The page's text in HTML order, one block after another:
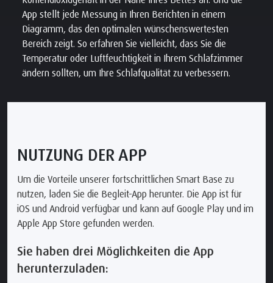
App stellt jede Messung in Ihren Berichten in einem
Diagramm, das den optimalen wünschenswertesten
Bereich zeigt. So erfahren Sie vielleicht, dass Sie die
Temperatur oder Luftfeuchtigkeit in Ihrem Schlafzimmer
ändern sollten, um Ihre Schlafqualität zu verbessern.
NUTZUNG DER APP
Um die Vorteile unserer fortschrittlichen Smart Base zu
nutzen, laden Sie die Begleit-App herunter. Die App ist für
iOS und Android verfügbar und kann auf Google Play und im
Apple App Store gefunden werden.
Sie haben drei Möglichkeiten die App
herunterzuladen: